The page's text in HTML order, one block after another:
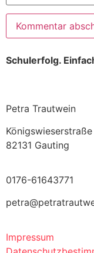
Schulerfolg.
Petra Trautwein
Königswieserstraße
82131 Gauting
0176-61643771
Impressum